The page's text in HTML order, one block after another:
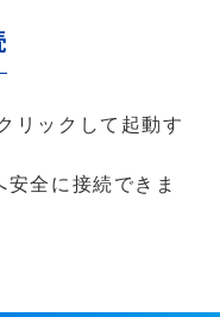
リックして起動す
全に接続できま